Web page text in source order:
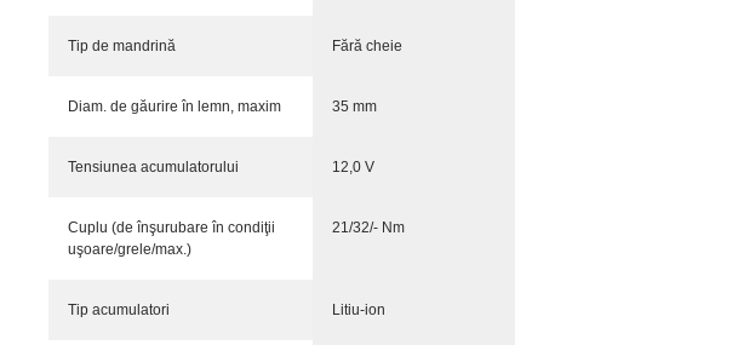
Tip de mandrină Fără cheie
Diam. de găurire în lemn, maxim 35 mm
Tensiunea acumulatorului 12,0 V
Cuplu (de înşurubare în condiţii
uşoare/grele/max.)
21/32/- Nm
Tip acumulatori Litiu-ion